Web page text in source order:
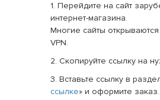
1. Перейдите на сайт
интернет-магазина.
Многие сайты открываются
VPN.
2. Скопируйте ссылку на
3. Вставьте ссылку в
ссылке» и оформите заказ.